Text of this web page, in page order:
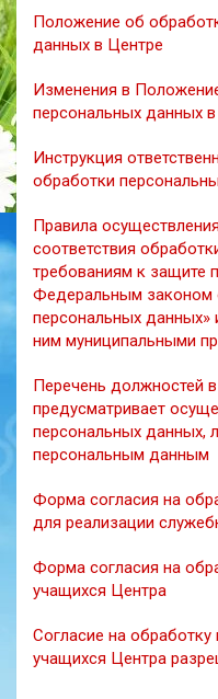
Положение об
данных в Центре
Изменения в
персональных данных
Инструкция
обработки
Правила
соответствия
требованиям к защите
Федеральным законом
персональных данных»
ним муниципальными
Перечень должностей
предусматривает
персональных данных,
персональным данным
Форма согласия на
для реализации
Форма согласия на
учащихся Центра
Согласие на
учащихся Центра